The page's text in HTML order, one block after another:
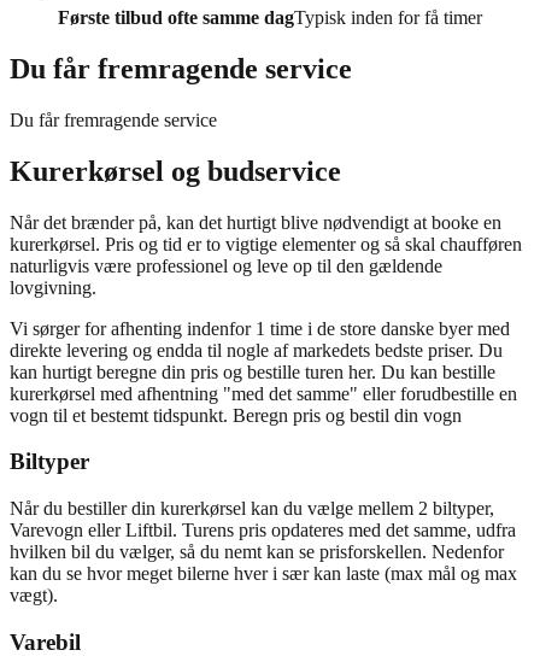
Første tilbud ofte samme dagTypisk inden for få timer
Du får fremragende service
Du får fremragende service
Kurerkørsel og budservice
Når det brænder på, kan det hurtigt blive nødvendigt at booke en
kurerkørsel. Pris og tid er to vigtige elementer og så skal chaufføren
naturligvis være professionel og leve op til den gældende
lovgivning.
Vi sørger for afhenting indenfor 1 time i de store danske byer med
direkte levering og endda til nogle af markedets bedste priser. Du
kan hurtigt beregne din pris og bestille turen her. Du kan bestille
kurerkørsel med afhentning "med det samme" eller forudbestille en
vogn til et bestemt tidspunkt. Beregn pris og bestil din vogn
Biltyper
Når du bestiller din kurerkørsel kan du vælge mellem 2 biltyper,
Varevogn eller Liftbil. Turens pris opdateres med det samme, udfra
hvilken bil du vælger, så du nemt kan se prisforskellen. Nedenfor
kan du se hvor meget bilerne hver i sær kan laste (max mål og max
vægt).
Varebil